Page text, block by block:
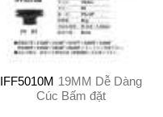
IFF5010M 19MM Dễ Dàng
Cúc Bấm đặt